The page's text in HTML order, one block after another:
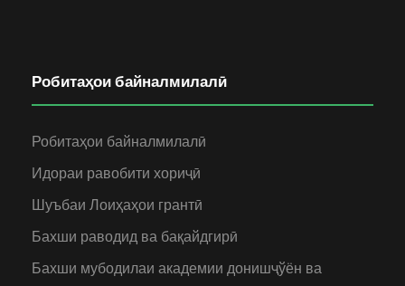
Робитаҳои байналмилалӣ
Робитаҳои байналмилалӣ
Идораи равобити хориҷӣ
Шуъбаи Лоиҳаҳои грантӣ
Бахши раводид ва бақайдгирӣ
Бахши мубодилаи академии донишҷўён ва